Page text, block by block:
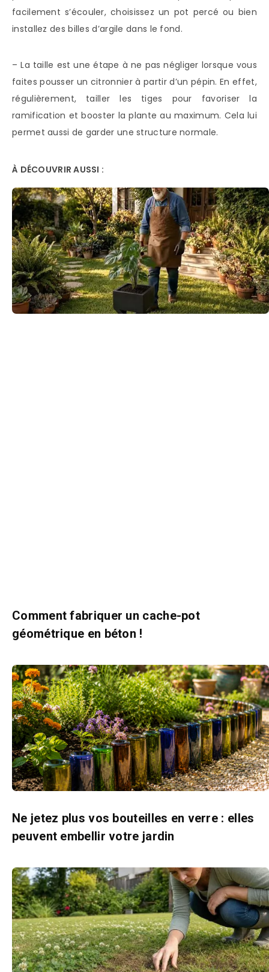
facilement s’écouler, choisissez un pot percé ou bien
installez des billes d’argile dans le fond.
– La taille est une étape à ne pas négliger lorsque vous
faites pousser un citronnier à partir d’un pépin. En effet,
régulièrement, tailler les tiges pour favoriser la
ramification et booster la plante au maximum. Cela lui
permet aussi de garder une structure normale.
À DÉCOUVRIR AUSSI :
Comment fabriquer un cache-pot
géométrique en béton !
Ne jetez plus vos bouteilles en verre : elles
peuvent embellir votre jardin